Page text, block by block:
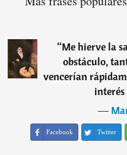
“Me hierve la
obstáculo,
vencerían
―
Facebook Twitter